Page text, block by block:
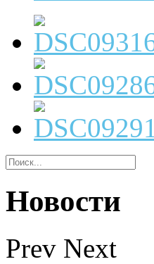
Новости
Prev Next